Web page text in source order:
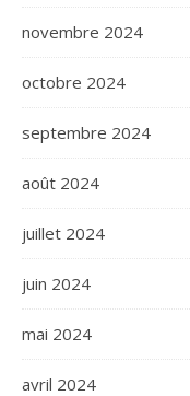
novembre 2024
octobre 2024
septembre 2024
août 2024
juillet 2024
juin 2024
mai 2024
avril 2024